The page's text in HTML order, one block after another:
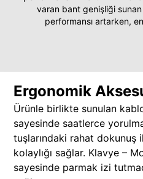
varan bant genişliği
performansı artarken,
Ergonomik
Ürünle birlikte sunulan
sayesinde saatlerce
tuşlarındaki rahat dokunuş
kolaylığı sağlar. Klavye –
sayesinde parmak izi